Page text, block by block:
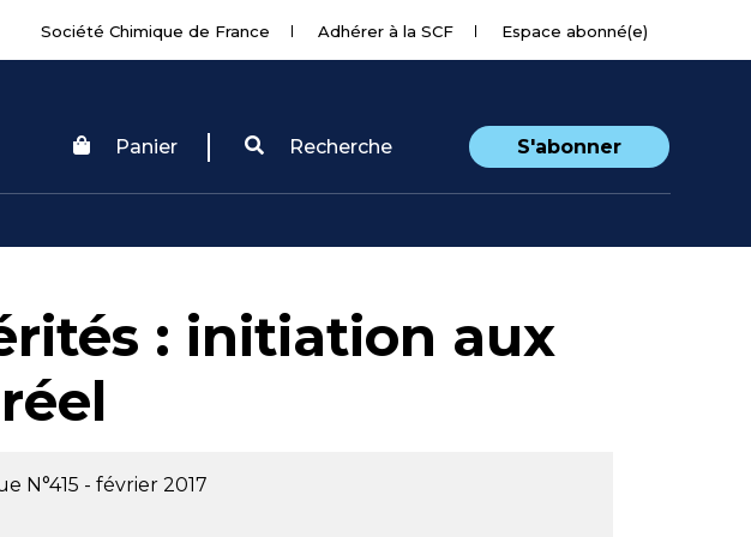
Société Chimique de France Adhérer à la SCF Espace abonné(e)
Panier Recherche S'abonner
: initiation aux
N°415 - février 2017